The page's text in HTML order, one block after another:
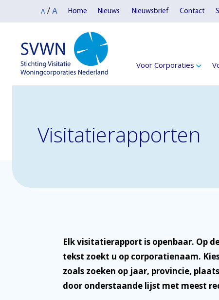
A / A Home Nieuws Nieuwsbrief Contact
Voor Corporaties
Visitatierapporten
Elk visitatierapport is openbaar. Op
tekst zoekt u op corporatienaam.
zoals zoeken op jaar, provincie,
door onderstaande lijst met meest